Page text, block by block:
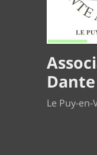
Le Puy-en-